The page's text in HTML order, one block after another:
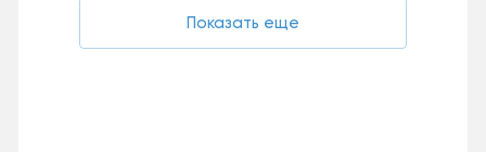
Показать еще